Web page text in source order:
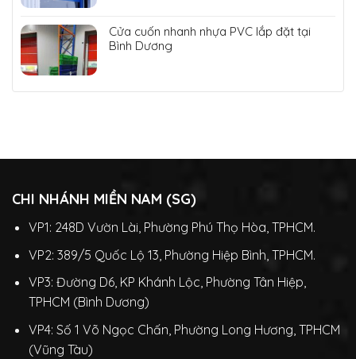
Cửa cuốn nhanh nhựa PVC lắp đặt tại
Bình Dương
CHI NHÁNH MIỀN NAM (SG)
VP1: 248D Vườn Lài, Phường Phú Thọ Hòa, TPHCM.
VP2: 389/5 Quốc Lộ 13, Phường Hiệp Bình, TPHCM.
VP3: Đường D6, KP Khánh Lộc, Phường Tân Hiệp,
TPHCM (Bình Dương)
VP4: Số 1 Võ Ngọc Chấn, Phường Long Hương, TPHCM
(Vũng Tàu)